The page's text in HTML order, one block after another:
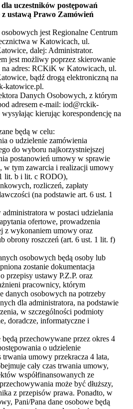
uczestników postępowań
ustawą Prawo Zamówień
jest Regionalne Centrum
w Katowicach, ul.
dalej: Administrator.
jest możliwy poprzez skierowanie
adres: RCKiK w Katowicach, ul.
bądź drogą elektroniczną na
katowice.pl.
Danych Osobowych, z którym
adresem e-mail: iod@rckik-
kierując korespondencję na
będą w celu:
o udzielenie zamówienia
do wyboru najkorzystniejszej
postanowień umowy w sprawie
w tym zawarcia i realizacji umowy
lit. b i lit. c RODO),
rozliczeń, zapłaty
(na podstawie art. 6 ust. 1
w postaci udzielania
ofertowe, prowadzenia
z wykonaniem umowy oraz
obrony roszczeń (art. 6 ust. 1 lit. f)
osobowych będą osoby lub
zostanie dokumentacja
przepisy ustawy P.Z.P. oraz
pracownicy, którym
danych osobowych na potrzeby
dla administratora, na podstawie
w szczególności podmioty
doradcze, informatyczne i
będą przechowywane przez okres 4
o udzielenie
trwania umowy przekracza 4 lata,
cały czas trwania umowy,
współfinansowanych ze
może być dłuższy,
z przepisów prawa. Ponadto, w
Pani/Pana dane osobowe będą